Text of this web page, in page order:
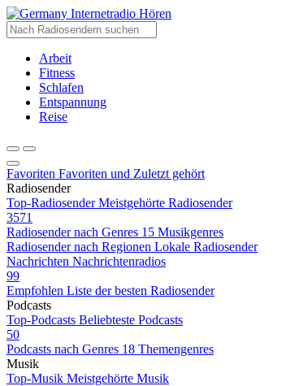
Internetradio Hören
Arbeit
Fitness
Schlafen
Entspannung
Reise
Favoriten Favoriten und Zuletzt gehört
Radiosender
Top-Radiosender Meistgehörte Radiosender
3571
Radiosender nach Genres 15 Musikgenres
Radiosender nach Regionen Lokale Radiosender
Nachrichten Nachrichtenradios
99
Empfohlen Liste der besten Radiosender
Podcasts
Top-Podcasts Beliebteste Podcasts
50
Podcasts nach Genres 18 Themengenres
Musik
Top-Musik Meistgehörte Musik